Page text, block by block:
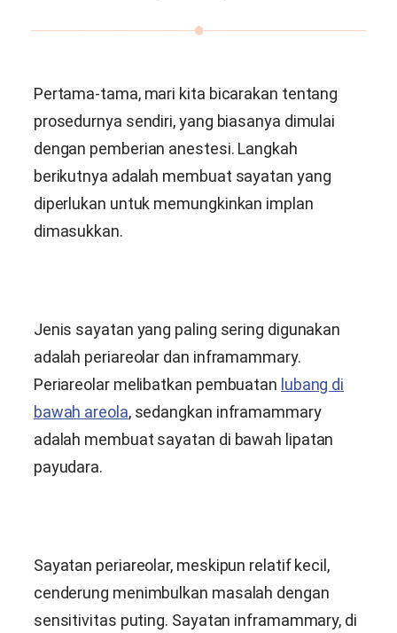
Pertama-tama, mari kita bicarakan tentang
prosedurnya sendiri, yang biasanya dimulai
dengan pemberian anestesi. Langkah
berikutnya adalah membuat sayatan yang
diperlukan untuk memungkinkan implan
dimasukkan.
Jenis sayatan yang paling sering digunakan
adalah periareolar dan inframammary.
Periareolar melibatkan pembuatan lubang di
bawah areola, sedangkan inframammary
adalah membuat sayatan di bawah lipatan
payudara.
Sayatan periareolar, meskipun relatif kecil,
cenderung menimbulkan masalah dengan
sensitivitas puting. Sayatan inframammary, di